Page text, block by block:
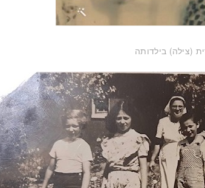
(צילה) בילדותה